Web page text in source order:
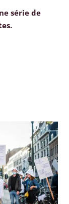
série de